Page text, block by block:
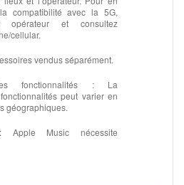
compatibilité avec la 5G,
opérateur et consultez
cellular.
vendus séparément.
fonctionnalités :La
peut varier en
géographiques.
Apple Music nécessite